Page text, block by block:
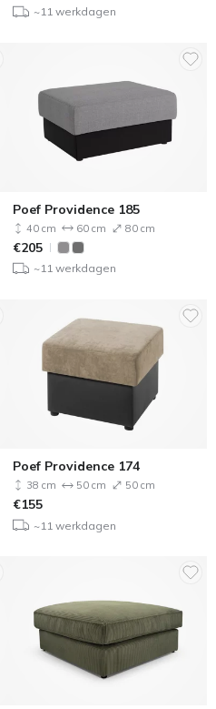
~11 werkdagen
Poef Providence 185
40 cm 60 cm 80 cm
€205
~11 werkdagen
Poef Providence 174
38 cm 50 cm 50 cm
€155
~11 werkdagen